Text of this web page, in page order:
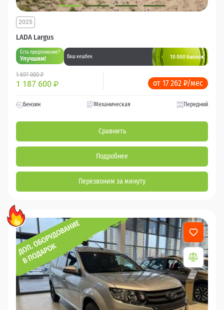
LADA Largus
2025
Есть предложение?
Улучшим! Ваш кешбек 10 000 баллов
1 697 000 ₽
1 187 600 ₽ от 17 262 ₽/мес
Бензин Механическая Передний
Сравнить
Подробнее
Перезвоним за минуту